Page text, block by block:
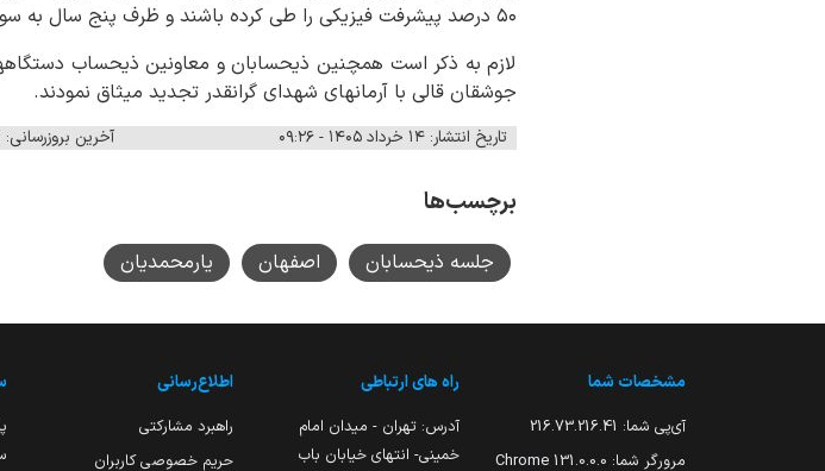
۵۰ درصد پیشرفت فیزیکی را طی کرده باشند و ظرف پنج سال به سودآوری برسند.
لازم به ذکر است همچنین ذیحسابان و معاونین ذیحساب
جوشقان قالی با آرمانهای شهدای گرانقدر تجدید میثاق نمودند.
تاریخ انتشار: ۱۴ خرداد ۱۴۰۵ - ۰۹:۲۶ آخرین بروزرسانی: ۳۰ خرداد ۱۴۰۵ - ۰۹:۲۷
برچسب‌ها
جلسه ذیحسابان اصفهان یارمحمدیان
مشخصات شما
آی‌پی شما: 216.73.216.41
مرورگر شما: 131.0.0.0 Chrome
راه های ارتباطی
آدرس: تهران - میدان امام
خمینی- انتهای خیابان باب
اطلاع‌رسانی
راهبرد مشارکتی
حریم خصوصی کاربران